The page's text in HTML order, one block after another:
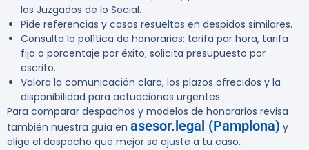
los Juzgados de lo Social.
Pide referencias y casos resueltos en despidos similares.
Consulta la política de honorarios: tarifa por hora, tarifa
fija o porcentaje por éxito; solicita presupuesto por
escrito.
Valora la comunicación clara, los plazos ofrecidos y la
disponibilidad para actuaciones urgentes.
Para comparar despachos y modelos de honorarios revisa
también nuestra guía en asesor.legal (Pamplona) y
elige el despacho que mejor se ajuste a tu caso.